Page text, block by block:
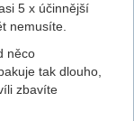
5 x účinnější
nemusíte.
něco
tak dlouho,
zbavíte